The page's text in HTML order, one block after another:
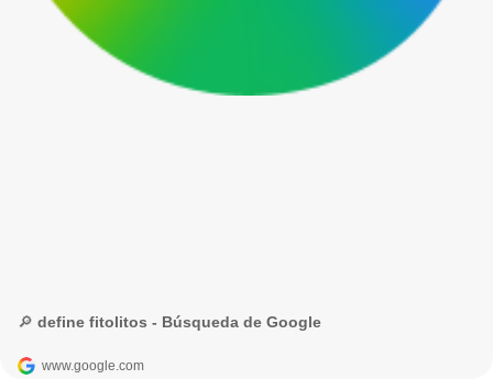
🔎 define fitolitos - Búsqueda de Google
www.google.com